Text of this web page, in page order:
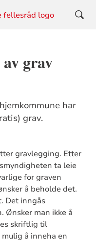
grav
har
grav.
gravlegging. Etter
ta leie
for graven
å beholde det.
Det inngås
Ønsker man ikke å
skriftlig til
å inneha en